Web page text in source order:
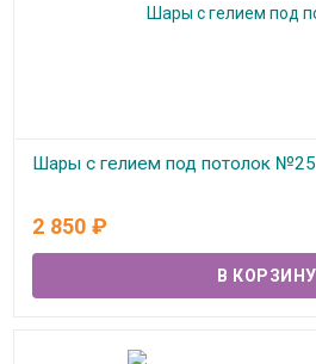
Шары с гелием под потолок №25
2 850 ₽